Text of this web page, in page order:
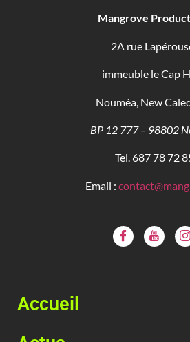
Mangrove
2A rue
immeuble le Cap
Nouméa, New
BP 12 777 – 98802
Tel. 687 78 72
Email :
Accueil